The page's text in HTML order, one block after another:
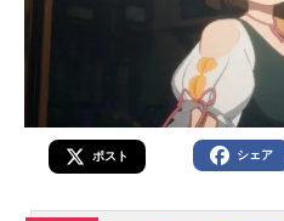
ポスト シェア